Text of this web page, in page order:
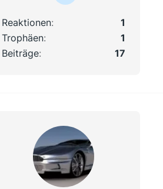
Reaktionen
1
Trophäen
1
Beiträge
17